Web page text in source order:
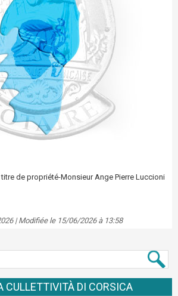
de propriété-Monsieur Ange Pierre Luccioni
| Modifiée le 15/06/2026 à 13:58
CULLETTIVITÀ DI CORSICA